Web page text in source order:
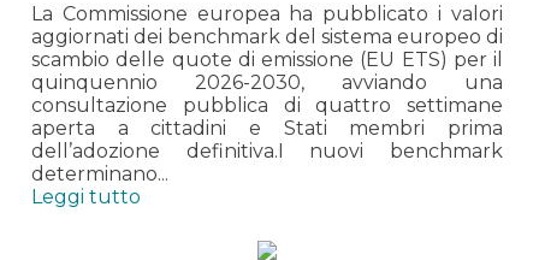
La Commissione europea ha pubblicato i valori
aggiornati dei benchmark del sistema europeo di
scambio delle quote di emissione (EU ETS) per il
quinquennio 2026-2030, avviando una
consultazione pubblica di quattro settimane
aperta a cittadini e Stati membri prima
dell’adozione definitiva.I nuovi benchmark
determinano...
Leggi tutto